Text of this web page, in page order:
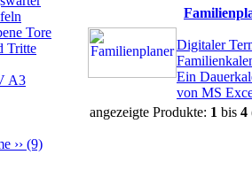
Tore
Tritte
A3
›› (9)
Digitaler
Ein
von MS
angezeigte Produkte: 1 bis 4